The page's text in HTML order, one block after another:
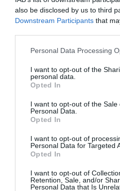
also be disclosed by us to third
Downstream Participants that
Personal Data Processing
I want to opt-out of the
personal data.
Opted In
I want to opt-out of the Sale
Personal Data.
Opted In
I want to opt-out of
Personal Data for Targeted
Opted In
I want to opt-out of
Retention, Sale, and/or
Personal Data that Is
José Ángel Gutiérrez
INTERNACIONAL
La bomba de
Occidente, la de
católica del Japón
SOCIEDAD
La batalla no es
“biopolítica”, sino
Virgen
Gabriel Galdón
SOCIEDAD
Eslovaquia no
bendecido en
Eulogio López 08/08/